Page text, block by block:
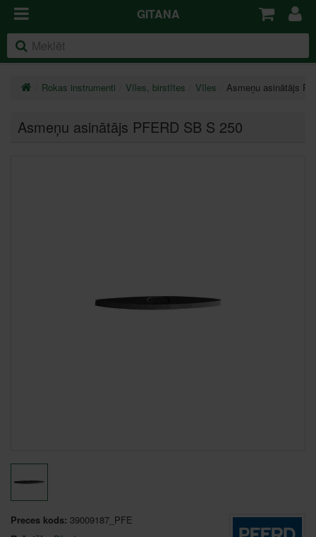
GITANA
Rokas instrumenti Vīles, birstītes Vīles Asmeņu asinātājs
Asmeņu asinātājs PFERD SB S 250
Preces kods: 39009187_PFE